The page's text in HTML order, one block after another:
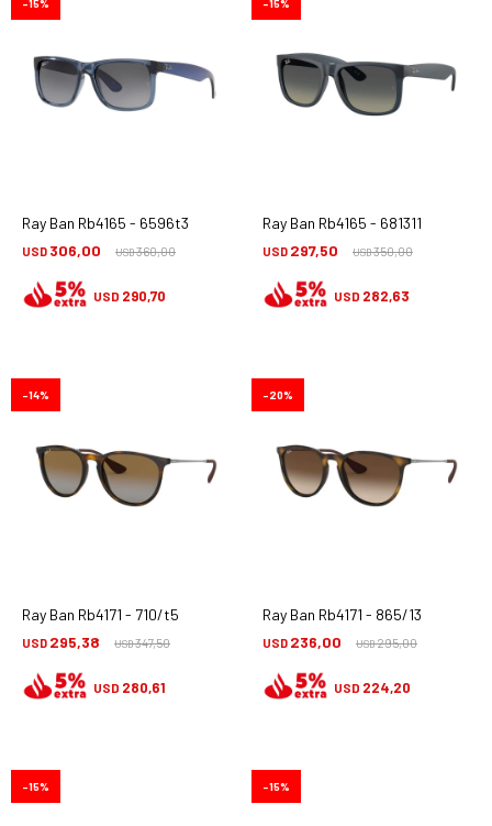
Ray Ban Rb4165 - 6596t3
USD 306,00 USD360,00
15
USD 290,70
Ray Ban Rb4165 - 681311
USD 297,50 USD350,00
15
USD 282,63
Ray Ban Rb4171 - 710/t5
USD 295,38 USD347,50
14
USD 280,61
Ray Ban Rb4171 - 865/13
USD 236,00 USD295,00
20
USD 224,20
15 15